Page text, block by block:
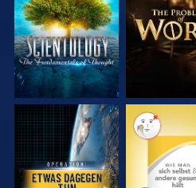
ENTDECKEN
ENTDECKEN
ANSEHEN ANSEHEN